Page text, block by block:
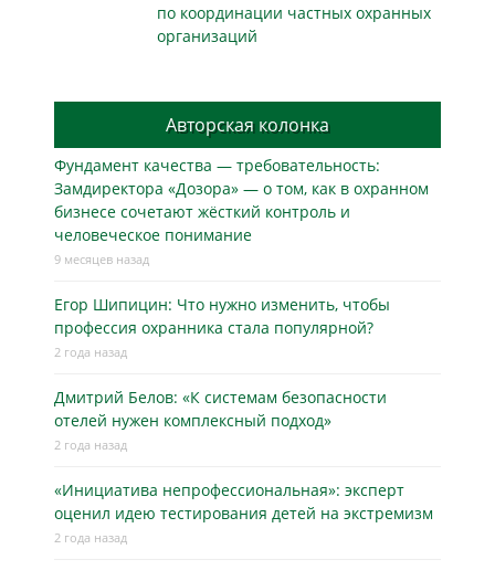
по координации частных охранных
организаций
Авторская колонка
Фундамент качества — требовательность:
Замдиректора «Дозора» — о том, как в охранном
бизнесe сочетают жёсткий контроль и
человеческое понимание
9 месяцев назад
Егор Шипицин: Что нужно изменить, чтобы
профессия охранника стала популярной?
2 года назад
Дмитрий Белов: «К системам безопасности
отелей нужен комплексный подход»
2 года назад
«Инициатива непрофессиональная»: эксперт
оценил идею тестирования детей на экстремизм
2 года назад